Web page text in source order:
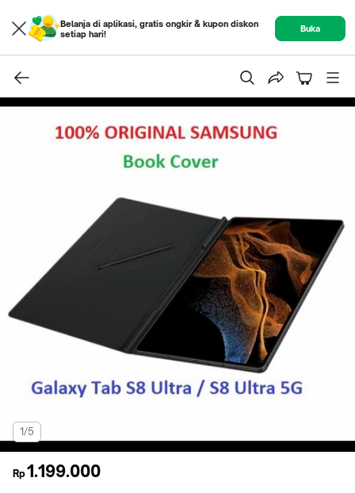
Belanja di aplikasi, gratis ongkir & kupon diskon
setiap hari!
Buka
1/5
Rp1.199.000